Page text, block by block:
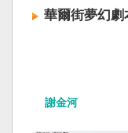
華爾街夢幻劇
謝金河